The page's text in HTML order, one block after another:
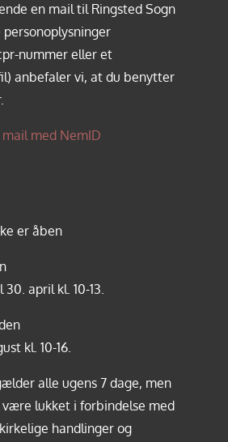
en mail til Ringsted Sogn
nummer eller et
anbefaler vi, at du benytter
med NemID
er åben
april kl. 10-13.
kl. 10-16.
alle ugens 7 dage, men
være lukket i forbindelse med
handlinger og